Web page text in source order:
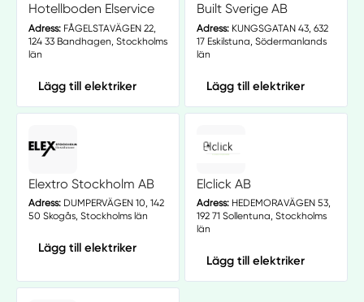
Hotellboden Elservice
Adress:FÅGELSTAVÄGEN 22,
124 33 Bandhagen, Stockholms
län
Lägg till elektriker
Built Sverige AB
Adress:KUNGSGATAN 43, 632
17 Eskilstuna, Södermanlands
län
Lägg till elektriker
Elextro Stockholm AB
Adress:DUMPERVÄGEN 10, 142
50 Skogås, Stockholms län
Lägg till elektriker
Elclick AB
Adress:HEDEMORAVÄGEN 53,
192 71 Sollentuna, Stockholms
län
Lägg till elektriker